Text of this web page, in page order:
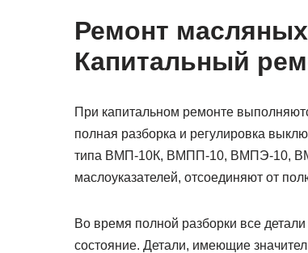
Ремонт
Капитальный
При капитальном ремонте
полная разборка и регулировка
типа ВМП-10К, ВМПП-10, ВМПЭ-10,
маслоуказателей, отсоединяют от
Во время полной разборки все
состояние. Детали, имеющие